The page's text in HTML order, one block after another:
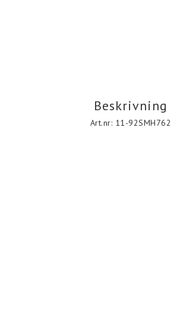
Beskrivning
Art.nr: 11-92SMH762